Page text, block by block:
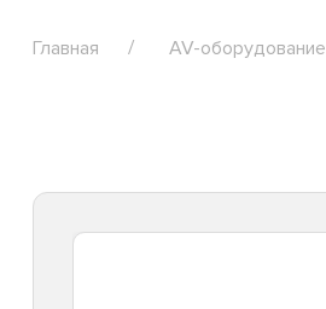
Главная AV-оборудование